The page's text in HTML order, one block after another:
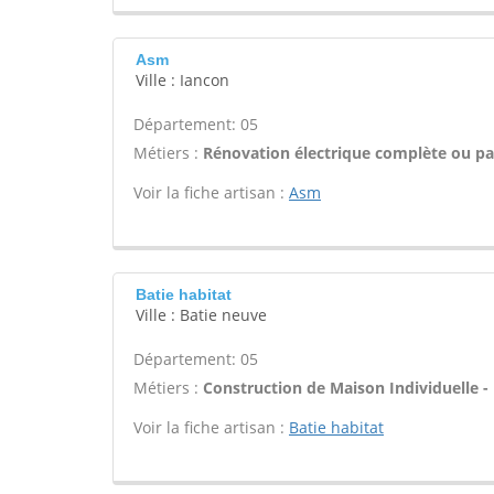
Asm
Ville : Iancon
Département: 05
Métiers : Rénovation électrique complète ou
Voir la fiche artisan : Asm
Batie habitat
Ville : Batie neuve
Département: 05
Métiers : Construction de Maison Individuelle -
Voir la fiche artisan : Batie habitat